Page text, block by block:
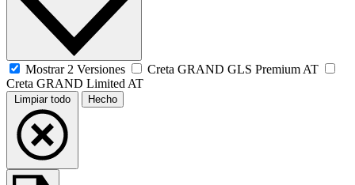
Mostrar 2 Versiones
Creta GRAND GLS Premium AT
Creta GRAND Limited AT
Limpiar todo Hecho